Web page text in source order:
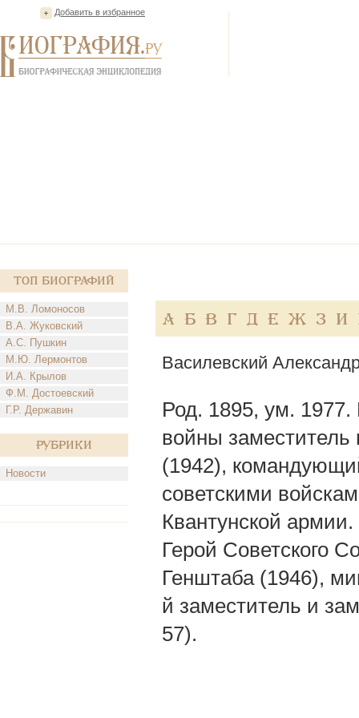
Добавить в избранное
Топ Биографий
М.В. Ломоносов
В.А. Жуковский
А.С. Пушкин
М.Ю. Лермонтов
И.А. Крылов
Ф.М. Достоевский
Г.Р. Державин
Рубрики
Новости
А Б В Г Д Е Ж З И
Василевский
Род. 1895, ум. 1977.
войны заместитель
(1942),
советскими
Квантунской
Герой Советского
Генштаба (1946),
й заместитель и
57).